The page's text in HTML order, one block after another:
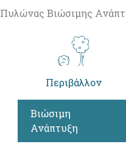
Πυλώνας Βιώσιμης
Περιβάλλον
Βιώσιμη
Ανάπτυξη